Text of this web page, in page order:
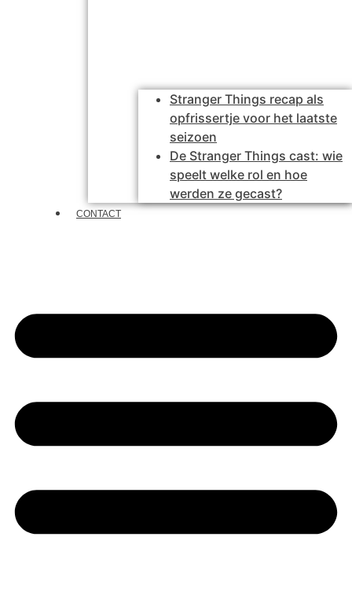
Stranger Things recap als
opfrissertje voor het laatste
seizoen
De Stranger Things cast: wie
speelt welke rol en hoe
werden ze gecast?
CONTACT